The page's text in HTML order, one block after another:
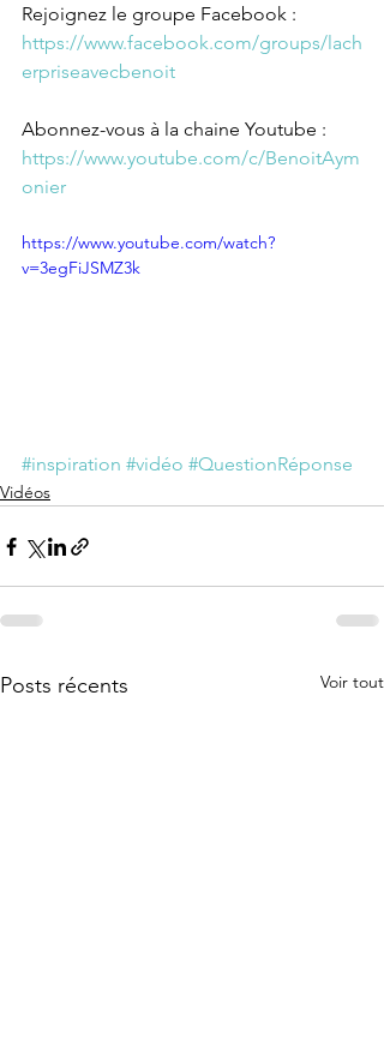
Rejoignez le groupe Facebook :
https://www.facebook.com/groups/lach
erpriseavecbenoit
Abonnez-vous à la chaine Youtube :
https://www.youtube.com/c/BenoitAym
onier
https://www.youtube.com/watch?
v=3egFiJSMZ3k
#inspiration #vidéo #QuestionRéponse
Vidéos
Posts récents Voir tout